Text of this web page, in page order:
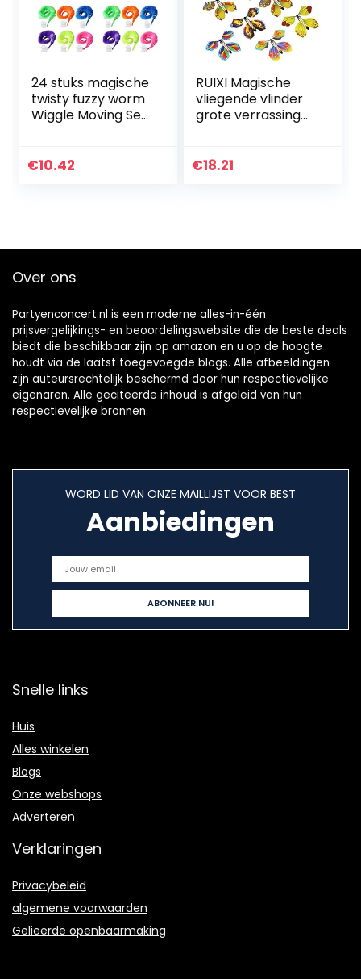
24 stuks magische
twisty fuzzy worm
Wiggle Moving Sea
tovertrucs
€10.42
RUIXI Magische
vliegende vlinder
grote verrassing
speelgoed
€18.21
Over ons
Partyenconcert.nl is een moderne alles-in-één
prijsvergelijkings- en beoordelingswebsite die de beste deals
biedt die beschikbaar zijn op amazon en u op de hoogte
houdt via de laatst toegevoegde blogs. Alle afbeeldingen
zijn auteursrechtelijk beschermd door hun respectievelijke
eigenaren. Alle geciteerde inhoud is afgeleid van hun
respectievelijke bronnen.
WORD LID VAN ONZE MAILLIJST VOOR BEST
Aanbiedingen
Snelle links
Huis
Alles winkelen
Blogs
Onze webshops
Adverteren
Verklaringen
Privacybeleid
algemene voorwaarden
Gelieerde openbaarmaking